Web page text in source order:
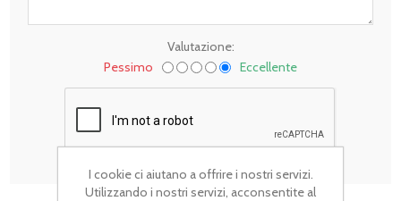
Valutazione:
Pessimo
Eccellente
I cookie ci aiutano a offrire i nostri servizi.
Utilizzando i nostri servizi, acconsentite al